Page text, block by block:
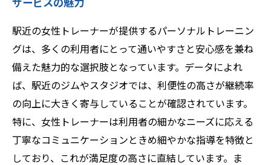
サービスの魅力
駅近の女性トレーナーが提供するパーソナルトレーニン
グは、多くの利用者にとって通いやすさと安心感を兼ね
備えた魅力的な選択肢となっています。データによれ
ば、駅近のジムやスタジオでは、利便性の高さが継続率
の向上に大きく寄与していることが確認されています。
特に、女性トレーナーは利用者の細かなニーズに応える
丁寧なコミュニケーションときめ細やかな指導を特徴と
しており、これが満足度の高さに直結しています。ま